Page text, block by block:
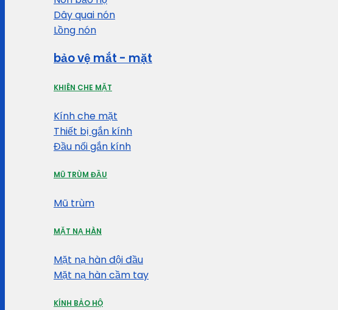
Dây quai nón
Lồng nón
bảo vệ mắt - mặt
KHIÊN CHE MẶT
Kính che mặt
Thiết bị gắn kính
Đầu nối gắn kính
MŨ TRÙM ĐẦU
Mũ trùm
MẶT NẠ HÀN
Mặt nạ hàn đội đầu
Mặt nạ hàn cầm tay
KÍNH BẢO HỘ